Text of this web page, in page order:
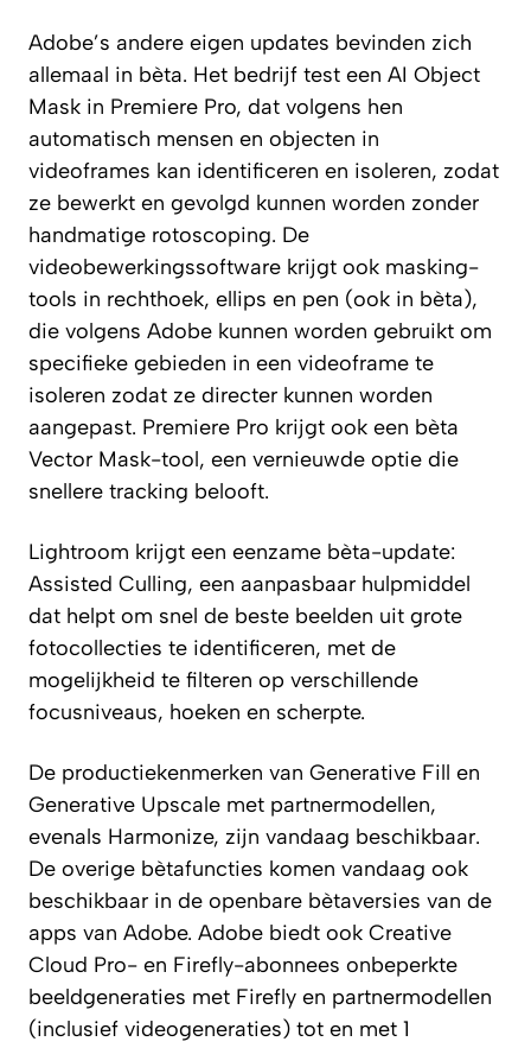
Adobe’s andere eigen updates bevinden zich
allemaal in bèta. Het bedrijf test een AI Object
Mask in Premiere Pro, dat volgens hen
automatisch mensen en objecten in
videoframes kan identificeren en isoleren, zodat
ze bewerkt en gevolgd kunnen worden zonder
handmatige rotoscoping. De
videobewerkingssoftware krijgt ook masking-
tools in rechthoek, ellips en pen (ook in bèta),
die volgens Adobe kunnen worden gebruikt om
specifieke gebieden in een videoframe te
isoleren zodat ze directer kunnen worden
aangepast. Premiere Pro krijgt ook een bèta
Vector Mask-tool, een vernieuwde optie die
snellere tracking belooft.
Lightroom krijgt een eenzame bèta-update:
Assisted Culling, een aanpasbaar hulpmiddel
dat helpt om snel de beste beelden uit grote
fotocollecties te identificeren, met de
mogelijkheid te filteren op verschillende
focusniveaus, hoeken en scherpte.
De productiekenmerken van Generative Fill en
Generative Upscale met partnermodellen,
evenals Harmonize, zijn vandaag beschikbaar.
De overige bètafuncties komen vandaag ook
beschikbaar in de openbare bètaversies van de
apps van Adobe. Adobe biedt ook Creative
Cloud Pro- en Firefly-abonnees onbeperkte
beeldgeneraties met Firefly en partnermodellen
(inclusief videogeneraties) tot en met 1